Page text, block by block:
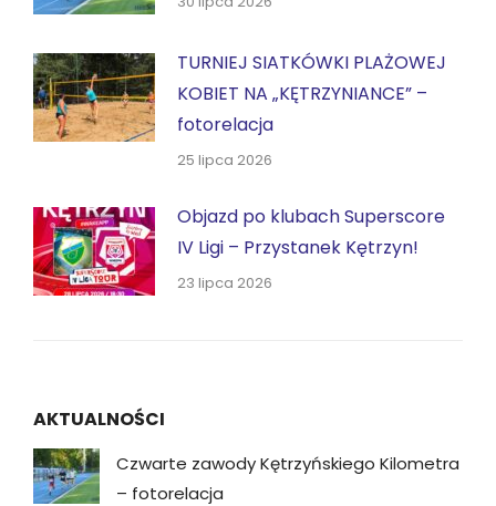
TURNIEJ SIATKÓWKI PLAŻOWEJ
KOBIET NA „KĘTRZYNIANCE” –
fotorelacja
25 lipca 2026
Objazd po klubach Superscore
IV Ligi – Przystanek Kętrzyn!
23 lipca 2026
AKTUALNOŚCI
Czwarte zawody Kętrzyńskiego Kilometra
– fotorelacja